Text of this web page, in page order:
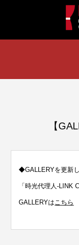
【
◆GALLERYを更新
「時光代理人-LINK
GALLERYはこちら